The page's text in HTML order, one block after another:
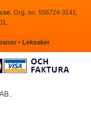
. Org. no. 556724-3141,
• Leksaker